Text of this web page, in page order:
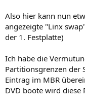
Also hier kann nun
angezeigte "Linx
der 1. Festplatte)
Ich habe die
Partitionsgrenzen der
Eintrag im MBR
DVD boote wird